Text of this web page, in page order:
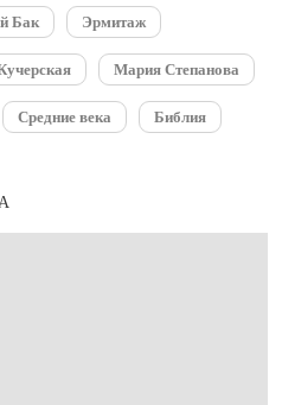
Бак Эрмитаж
Мария Степанова
Средние века Библия